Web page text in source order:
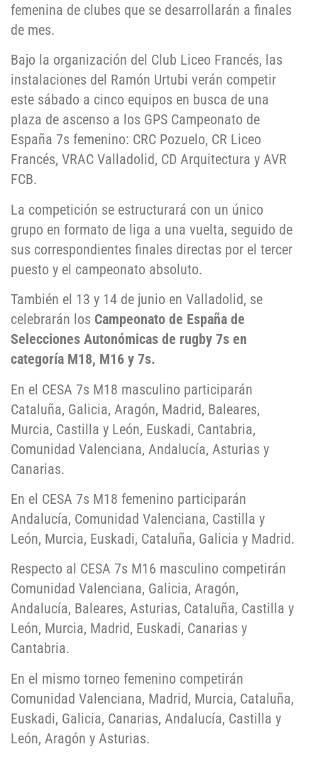
femenina de clubes que se desarrollarán a finales
de mes.
Bajo la organización del Club Liceo Francés, l as
instalaciones del Ramón Urtubi verán competir
este sábado a cinco equipos en busca de una
plaza de ascenso a los GPS Campeonato de
España 7s femenino: CRC Pozuelo, CR Liceo
Francés, VRAC Valladolid, CD Arquitectura y AVR
FCB.
La competición se estructurará con un único
grupo en formato de liga a una vuelta, seguido de
sus correspondientes finales directas por el tercer
puesto y el campeonato absoluto.
También el 13 y 14 de junio en Valladolid, se
celebrarán los Campeonato de España de
Selecciones Autonómicas de rugby 7s en
categoría M18, M16 y 7s.
En el CESA 7s M18 masculino participarán
Cataluña, Galicia, Aragón, Madrid, Baleares,
Murcia, Castilla y León, Euskadi, Cantabria,
Comunidad Valenciana, Andalucía, Asturias y
Canarias.
En el CESA 7s M18 femenino participarán
Andalucía, Comunidad Valenciana, Castilla y
León, Murcia, Euskadi, Cataluña, Galicia y Madrid.
Respecto al CESA 7s M16 masculino competirán
Comunidad Valenciana, Galicia, Aragón,
Andalucía, Baleares, Asturias, Cataluña, Castilla y
León, Murcia, Madrid, Euskadi, Canarias y
Cantabria.
En el mismo torneo femenino competirán
Comunidad Valenciana, Madrid, Murcia, Cataluña,
Euskadi, Galicia, Canarias, Andalucía, Castilla y
León, Aragón y Asturias.